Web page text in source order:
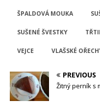
ŠPALDOVÁ MOUKA
SUŠENÉ ŠVESTKY
VEJCE VLAŠSKÉ
PREVIOUS
Žitný perník s